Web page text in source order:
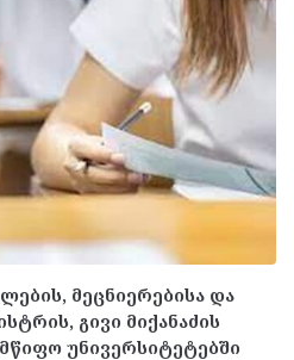
მეცნიერებისა და
გივი მიქანაძის
უნივერსიტეტებში